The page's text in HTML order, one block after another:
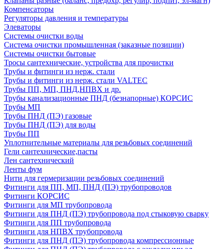
Компенсаторы
Регуляторы давления и температуры
Элеваторы
Системы очистки воды
Система очистки промышленная (заказные позиции)
Системы очистки бытовые
Тросы сантехнические, устройства для прочистки
Трубы и фитинги из нерж. стали
Трубы и фитинги из нерж. стали VALTEC
Трубы ПП, МП, ПНД,НПВХ и др.
Трубы канализационные ПНД (безнапорные) КОРСИС
Трубы МП
Трубы ПНД (ПЭ) газовые
Трубы ПНД (ПЭ) для воды
Трубы ПП
Уплотнительные материалы для резьбовых соединений
Гели сантехнические,пасты
Лен сантехнический
Ленты фум
Нити для гермеризации резьбовых соединений
Фитинги для ПП, МП, ПНД (ПЭ) трубопроводов
Фитинги КОРСИС
Фитинги для МП трубопровода
Фитинги для ПНД (ПЭ) трубопровода под стыковую сварку
Фитинги для ПП трубопровода
Фитинги для НПВХ трубопровода
Фитинги для ПНД (ПЭ) трубопровода компрессионные